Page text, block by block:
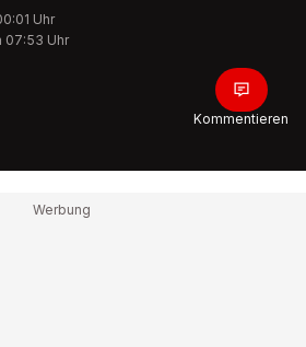
Uhr
07:53 Uhr
Kommentieren